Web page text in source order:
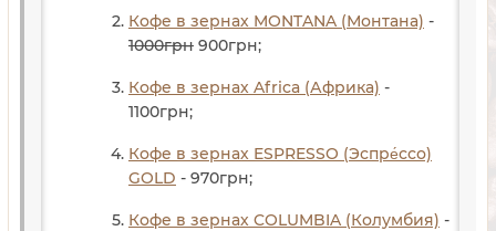
Кофе в зернах MONTANA (Монтана) -
1000грн 900грн;
Кофе в зернах Africa (Африка) -
1100грн;
Кофе в зернах ESPRESSO (Эспре́ссо)
GOLD - 970грн;
Кофе в зернах COLUMBIA (Колумбия) -